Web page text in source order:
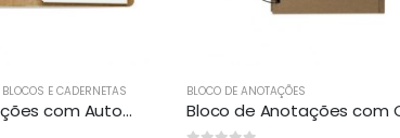
BLOCOS E CADERNETAS
Bloco de Anotações com Autoadesivos Personalizado
BLOCO DE ANOTAÇÕES